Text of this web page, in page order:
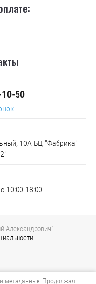
50
10А БЦ "Фабрика"
10:00-18:00
Александрович”
метаданные. Продолжая